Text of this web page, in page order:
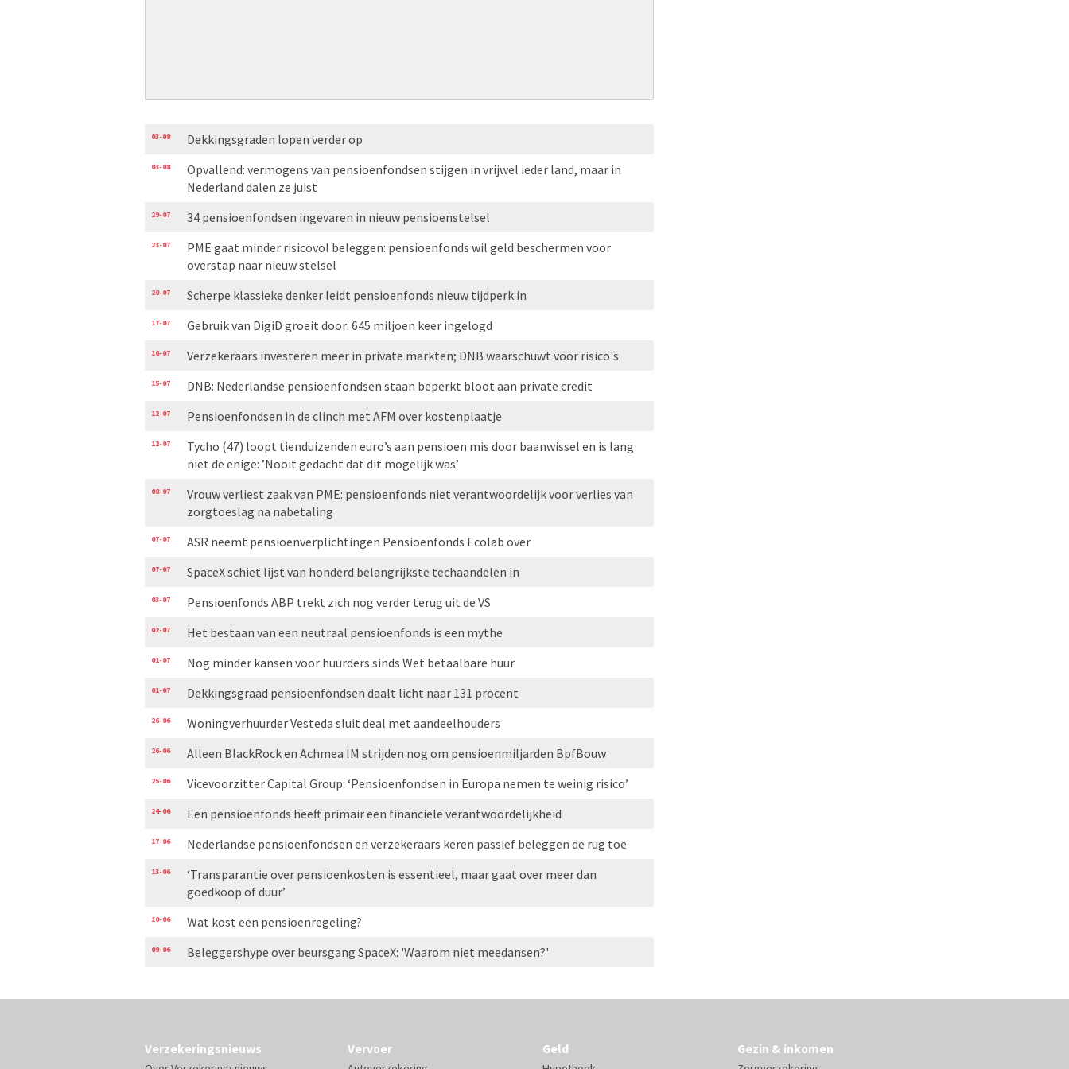
03-08 Dekkingsgraden lopen verder op
03-08
Opvallend: vermogens van pensioenfondsen stijgen in vrijwel ieder land, maar in
Nederland dalen ze juist
29-07 34 pensioenfondsen ingevaren in nieuw pensioenstelsel
23-07
PME gaat minder risicovol beleggen: pensioenfonds wil geld beschermen voor
overstap naar nieuw stelsel
20-07 Scherpe klassieke denker leidt pensioenfonds nieuw tijdperk in
17-07 Gebruik van DigiD groeit door: 645 miljoen keer ingelogd
16-07 Verzekeraars investeren meer in private markten; DNB waarschuwt voor risico's
15-07 DNB: Nederlandse pensioenfondsen staan beperkt bloot aan private credit
12-07 Pensioenfondsen in de clinch met AFM over kostenplaatje
12-07
Tycho (47) loopt tienduizenden euro’s aan pensioen mis door baanwissel en is lang
niet de enige: ’Nooit gedacht dat dit mogelijk was’
08-07
Vrouw verliest zaak van PME: pensioenfonds niet verantwoordelijk voor verlies van
zorgtoeslag na nabetaling
07-07 ASR neemt pensioenverplichtingen Pensioenfonds Ecolab over
07-07 SpaceX schiet lijst van honderd belangrijkste techaandelen in
03-07 Pensioenfonds ABP trekt zich nog verder terug uit de VS
02-07 Het bestaan van een neutraal pensioenfonds is een mythe
01-07 Nog minder kansen voor huurders sinds Wet betaalbare huur
01-07 Dekkingsgraad pensioenfondsen daalt licht naar 131 procent
26-06 Woningverhuurder Vesteda sluit deal met aandeelhouders
26-06 Alleen BlackRock en Achmea IM strijden nog om pensioenmiljarden BpfBouw
25-06 Vicevoorzitter Capital Group: ‘Pensioenfondsen in Europa nemen te weinig risico’
24-06 Een pensioenfonds heeft primair een financiële verantwoordelijkheid
17-06 Nederlandse pensioenfondsen en verzekeraars keren passief beleggen de rug toe
13-06
‘Transparantie over pensioenkosten is essentieel, maar gaat over meer dan
goedkoop of duur’
10-06 Wat kost een pensioenregeling?
09-06 Beleggershype over beursgang SpaceX: 'Waarom niet meedansen?'
Verzekeringsnieuws Vervoer Geld Gezin & inkomen